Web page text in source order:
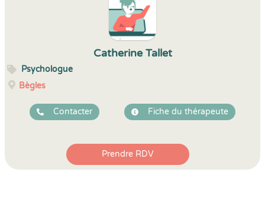
Catherine Tallet
Psychologue
Bègles
Contacter Fiche du thérapeute
Prendre RDV